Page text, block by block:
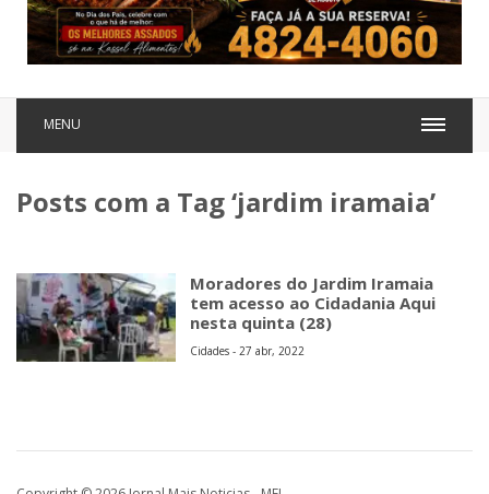
MENU
Posts com a Tag ‘jardim iramaia’
Moradores do Jardim Iramaia
tem acesso ao Cidadania Aqui
nesta quinta (28)
Cidades - 27 abr, 2022